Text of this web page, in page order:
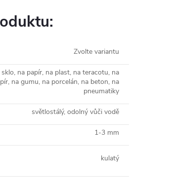
Zvolte variantu
na papír, na plast, na teracotu, na
na gumu, na porcelán, na beton, na
pneumatiky
světlostálý, odolný vůči vodě
1-3 mm
kulatý